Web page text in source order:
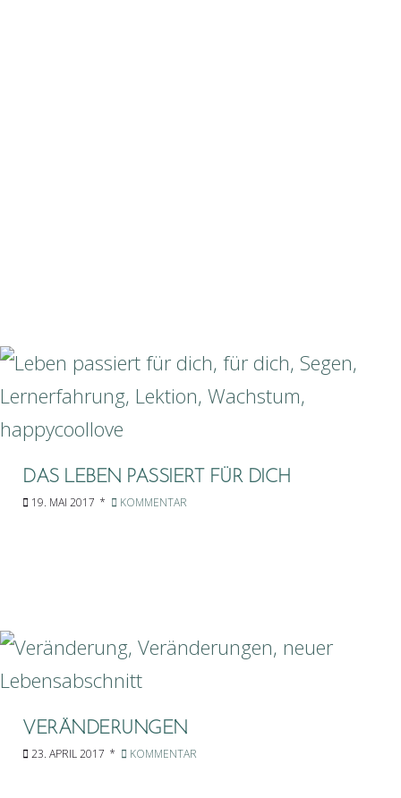
DAS LEBEN PASSIERT FÜR DICH
19. MAI 2017 KOMMENTAR
VERÄNDERUNGEN
23. APRIL 2017 KOMMENTAR